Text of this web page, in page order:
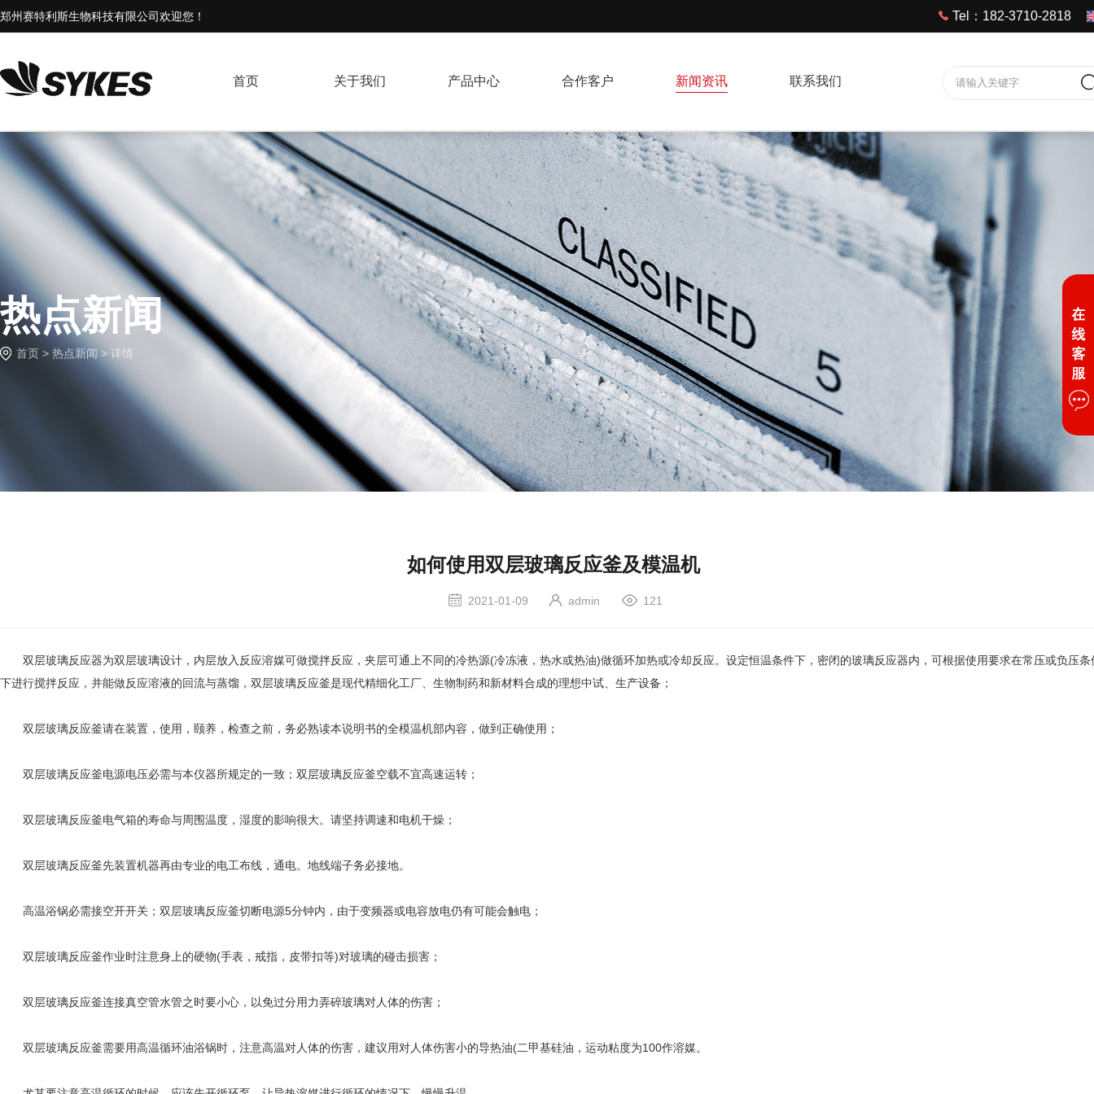
郑州赛特利斯生物科技有限公司欢迎您！ Tel：182-3710-2818
首页 关于我们 产品中心 合作客户 新闻资讯 联系我们
热点新闻
首页 > 热点新闻 > 详情
如何使用双层玻璃反应釜及模温机
2021-01-09 admin 121
双层玻璃反应器为双层玻璃设计，内层放入反应溶媒可做搅拌反应，夹层可通上不同的冷热源(冷冻液，热水或热油)做循环加热或冷却反应。设定恒温条件下，密闭的玻璃反应器内，可根据使用要求在常压或负压条
下进行搅拌反应，并能做反应溶液的回流与蒸馏，双层玻璃反应釜是现代精细化工厂、生物制药和新材料合成的理想中试、生产设备；
双层玻璃反应釜请在装置，使用，颐养，检查之前，务必熟读本说明书的全模温机部内容，做到正确使用；
双层玻璃反应釜电源电压必需与本仪器所规定的一致；双层玻璃反应釜空载不宜高速运转；
双层玻璃反应釜电气箱的寿命与周围温度，湿度的影响很大。请坚持调速和电机干燥；
双层玻璃反应釜先装置机器再由专业的电工布线，通电。地线端子务必接地。
高温浴锅必需接空开开关；双层玻璃反应釜切断电源5分钟内，由于变频器或电容放电仍有可能会触电；
双层玻璃反应釜作业时注意身上的硬物(手表，戒指，皮带扣等)对玻璃的碰击损害；
双层玻璃反应釜连接真空管水管之时要小心，以免过分用力弄碎玻璃对人体的伤害；
双层玻璃反应釜需要用高温循环油浴锅时，注意高温对人体的伤害，建议用对人体伤害小的导热油(二甲基硅油，运动粘度为100作溶媒。